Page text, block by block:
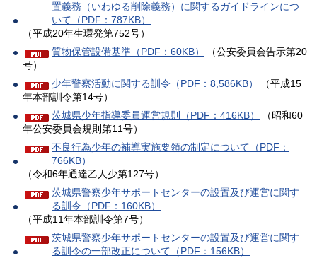
置義務（いわゆる削除義務）に関するガイドラインにつ
いて（PDF：787KB）
（平成20年生環発第752号）
質物保管設備基準（PDF：60KB）
（公安委員会告示第20
号）
少年警察活動に関する訓令（PDF：8,586KB）
（平成15
年本部訓令第14号）
茨城県少年指導委員運営規則（PDF：416KB）
（昭和60
年公安委員会規則第11号）
不良行為少年の補導実施要領の制定について（PDF：
766KB）
（令和6年通達乙人少第127号）
茨城県警察少年サポートセンターの設置及び運営に関す
る訓令（PDF：160KB）
（平成11年本部訓令第7号）
茨城県警察少年サポートセンターの設置及び運営に関す
る訓令の一部改正について（PDF：156KB）